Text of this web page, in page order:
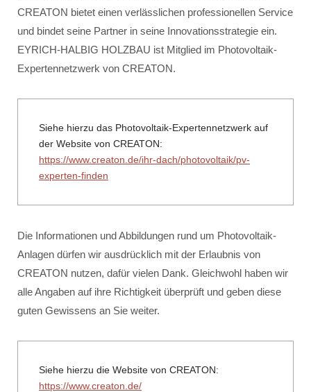
CREATON bietet einen verlässlichen professionellen Service
und bindet seine Partner in seine Innovationsstrategie ein.
EYRICH-HALBIG HOLZBAU ist Mitglied im Photovoltaik-
Expertennetzwerk von CREATON.
Siehe hierzu das Photovoltaik-Expertennetzwerk auf
der Website von CREATON:
https://www.creaton.de/ihr-dach/photovoltaik/pv-
experten-finden
Die Informationen und Abbildungen rund um Photovoltaik-
Anlagen dürfen wir ausdrücklich mit der Erlaubnis von
CREATON nutzen, dafür vielen Dank. Gleichwohl haben wir
alle Angaben auf ihre Richtigkeit überprüft und geben diese
guten Gewissens an Sie weiter.
Siehe hierzu die Website von CREATON:
https://www.creaton.de/